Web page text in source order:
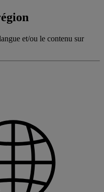
et/ou le contenu sur